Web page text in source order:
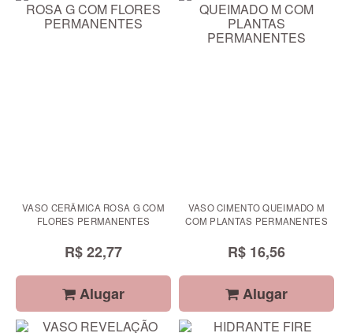
VASO CERÂMICA ROSA G COM
FLORES PERMANENTES
R$ 22,77
Alugar
VASO CIMENTO QUEIMADO M
COM PLANTAS PERMANENTES
R$ 16,56
Alugar